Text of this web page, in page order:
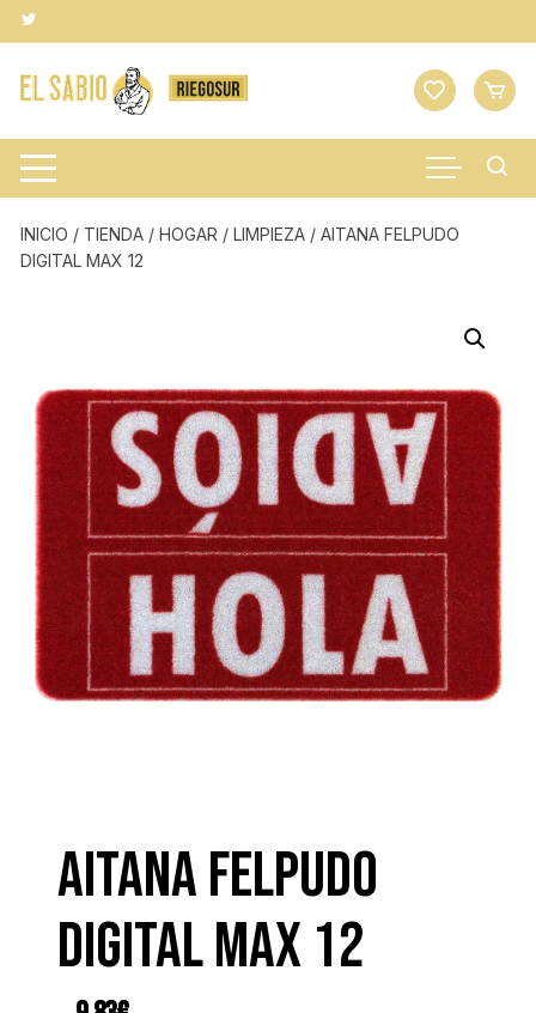
Saltar
al
contenido
INICIO / TIENDA /HOGAR /LIMPIEZA / AITANA FELPUDO
DIGITAL MAX 12
AITANA FELPUDO
DIGITAL MAX 12